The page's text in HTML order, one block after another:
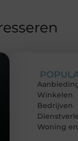
Winkelen
Bedrijven
Woning